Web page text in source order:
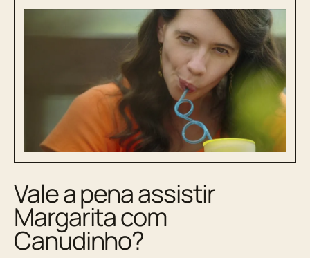
Vale a pena assistir
Margarita com
Canudinho?